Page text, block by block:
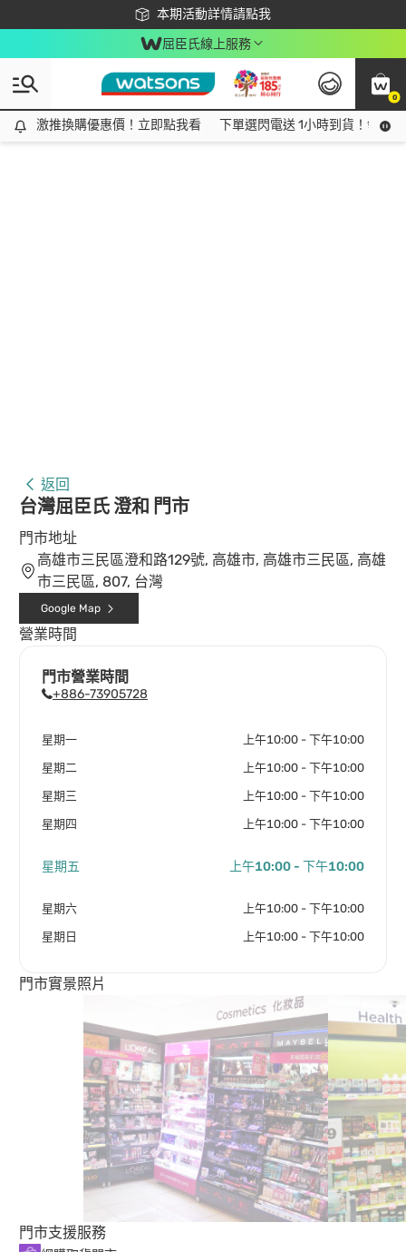
本期活動詳情請點我
下載app最高回饋$350
屈臣氏線上服務
0
激推換購優惠價！立即點我看
激推換購優惠價！立即點我看 下單選閃電送 1小時到貨！領神
返回
台灣屈臣氏 澄和 門市
門市地址
高雄市三民區澄和路129號, 高雄市, 高雄市三民區, 高雄
市三民區, 807, 台灣
Google Map
營業時間
門市營業時間
+886-73905728
星期一 上午10:00 - 下午10:00
星期二 上午10:00 - 下午10:00
星期三 上午10:00 - 下午10:00
星期四 上午10:00 - 下午10:00
星期五 上午10:00 - 下午10:00
星期六 上午10:00 - 下午10:00
星期日 上午10:00 - 下午10:00
門市實景照片
門市支援服務